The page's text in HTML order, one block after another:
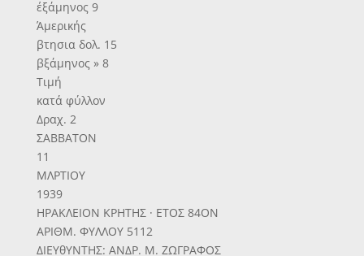
έξάμηνος 9
Άμερικής
βτησια δολ. 15
βξάμηνος » 8
Τιμή
κατά φύλλον
Δραχ. 2
ΣΑΒΒΑΤΟΝ
11
ΜΛΡΤΙΟΥ
1939
ΗΡΑΚΛΕΙΟΝ ΚΡΗΤΗΣ · ΕΤΟΣ 84ΟΝ
ΑΡΙΘΜ. ΦΥΛΛΟΥ 5112
ΔΙΕΥθΥΝΤΗΣ: ΑΝΔΡ. Μ. ΖΩΓΡΑΦΟΣ